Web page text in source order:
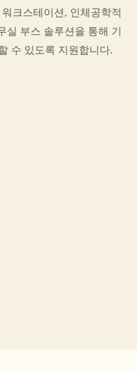
크스테이션, 인체공학적
실 부스 솔루션을 통해 기
수 있도록 지원합니다.